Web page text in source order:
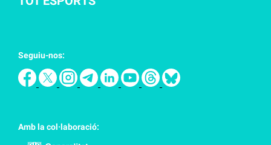
Seguiu-nos:
Amb la col·laboració: